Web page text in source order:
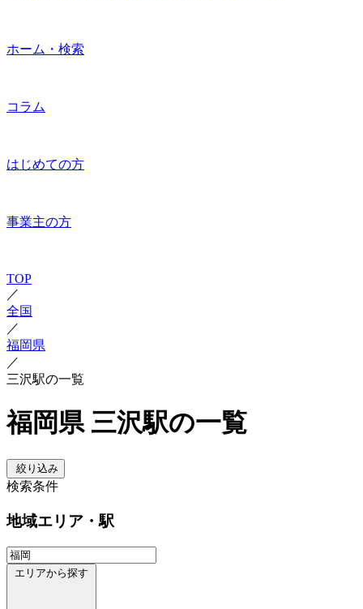
ホーム・検索
コラム
はじめての方
事業主の方
TOP
／
全国
／
福岡県
／
三沢駅の一覧
福岡県 三沢駅の一覧
絞り込み
検索条件
地域エリア・駅
エリアから探す